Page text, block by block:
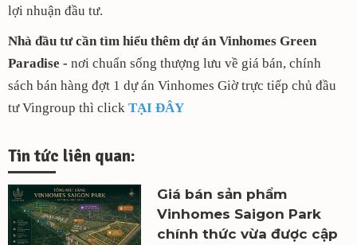
lợi nhuận đầu tư.
Nhà đầu tư cần tìm hiểu thêm dự án Vinhomes Green
Paradise - nơi chuẩn sống thượng lưu về giá bán, chính
sách bán hàng đợt 1 dự án Vinhomes Giờ trực tiếp chủ đầu
tư Vingroup thì click TẠI ĐÂY
Tin tức liên quan:
Giá bán sản phẩm
Vinhomes Saigon Park
chính thức vừa được cập